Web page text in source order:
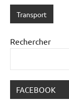
Transport
Rechercher
FACEBOOK